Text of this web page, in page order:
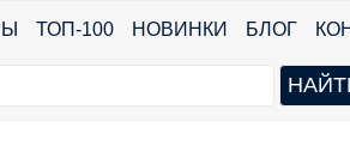
ТОП-100 НОВИНКИ БЛОГ